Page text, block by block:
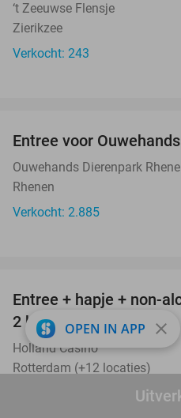
‘t Zeeuwse Flensje
Zierikzee
Verkocht: 243
Entree voor
Ouwehands Dierenpark
Rhenen
Verkocht: 2.885
Entree + hapje + non-
2 bij Holland Casino
Holland Casino
Rotterdam (+12 locaties)
OPEN IN APP close